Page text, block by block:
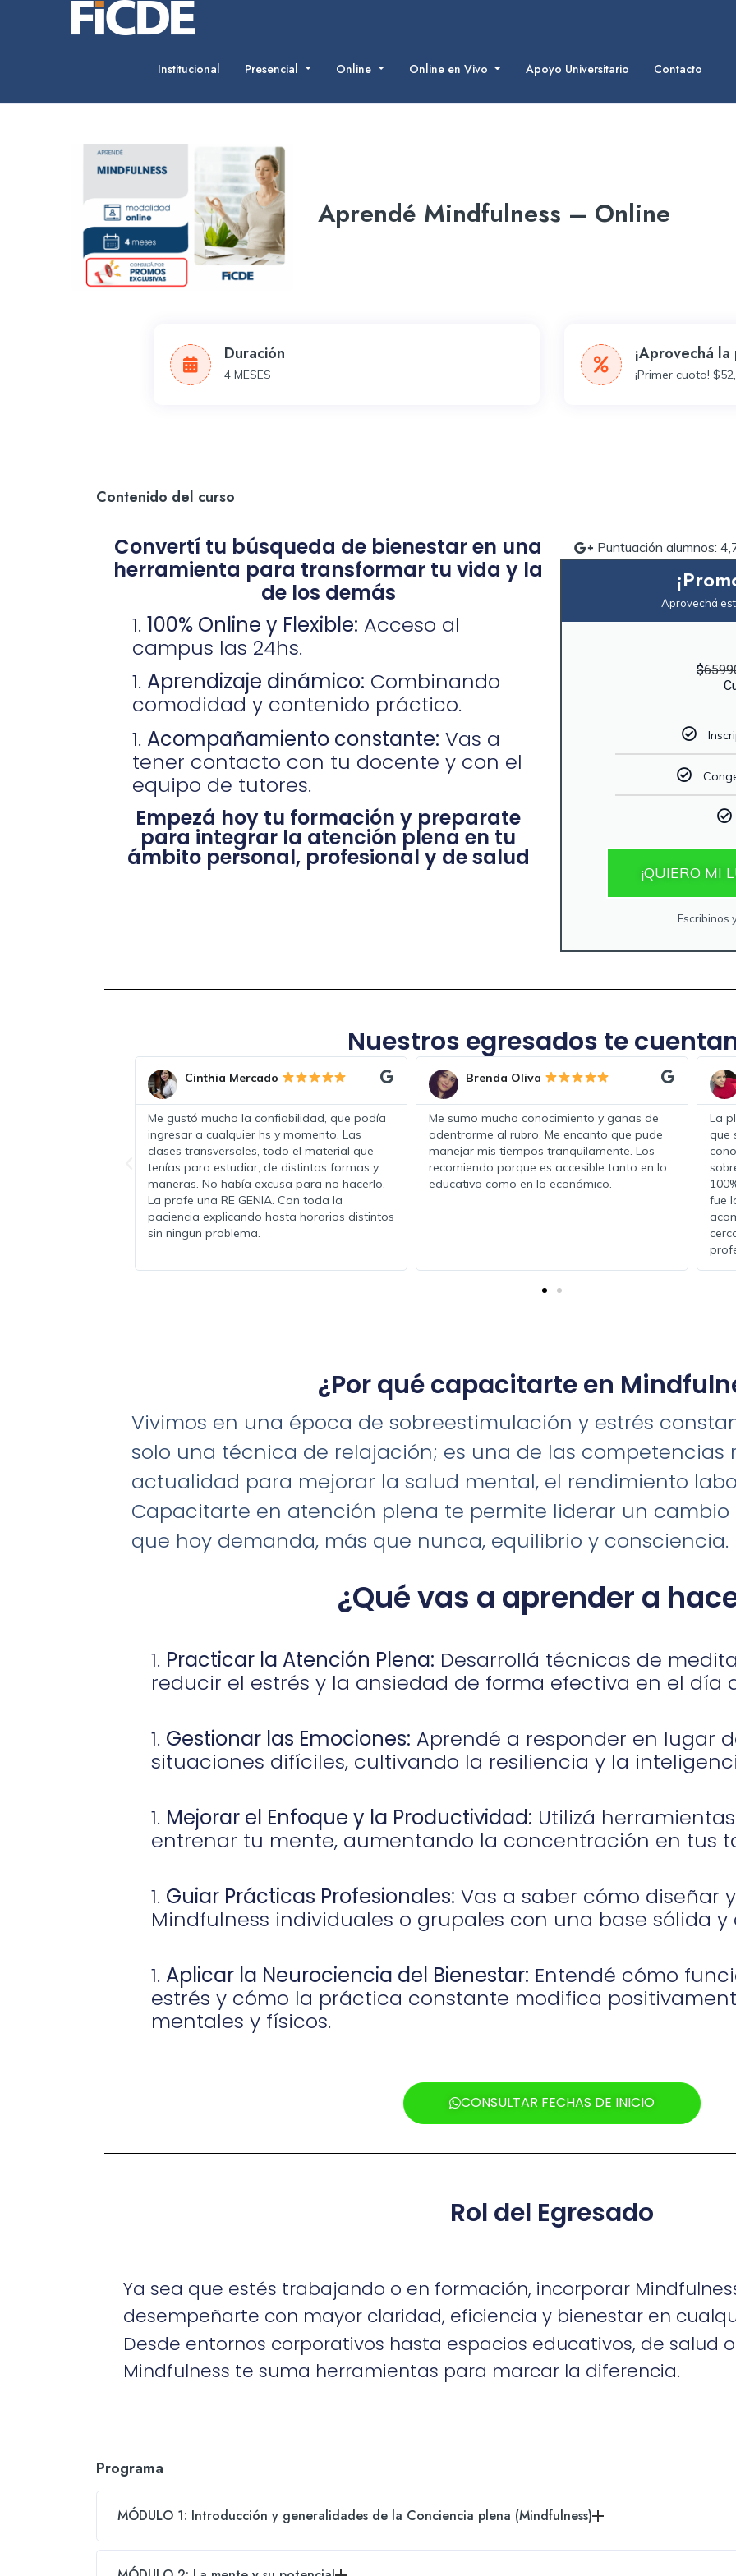
Institucional Presencial Online Online en Vivo Apoyo Universitario Contacto
Aprendé Mindfulness – Online
Duración
4 MESES
¡Aprovechá
¡Primer cuota!
Contenido del curso
Convertí tu búsqueda de bienestar en una
herramienta para transformar tu vida y la
de los demás
100% Online y Flexible: Acceso al
campus las 24hs.
Aprendizaje dinámico: Combinando
comodidad y contenido práctico.
Acompañamiento constante: Vas a
tener contacto con tu docente y con el
equipo de tutores.
Empezá hoy tu formación y preparate
para integrar la atención plena en tu
ámbito personal, profesional y de salud
Puntuación alumnos:
Aprovechá
$
¡QUIERO MI
Escribinos
Nuestros egresados te
Gisela Dobler
La plataforma es súper amigable, el material
que se entrega permite adquirir los
conocimientos de una manera fluida pero
sobre todo y a pesar que mi curso lo hice
100% online, el acompañamiento humano
fue lo más hermoso! La profe súper cálida y
acompañando en cada momento se sentía
cerca a pesar de la distancia! Y una
Brenda Lopez
Me encanto el compromiso que tienen los
profes con los alumnos, son muy
profesionales y empáticos. Los recomiendo
por que son de las mejores academias para
formarse profesionalmente y la calidez
¿Por qué capacitarte en
Vivimos en una época de sobreestimulación y estrés
solo una técnica de relajación; es una de las competencias
actualidad para mejorar la salud mental, el rendimiento
Capacitarte en atención plena te permite liderar un
que hoy demanda, más que nunca, equilibrio y consciencia.
¿Qué vas a aprender a
Practicar la Atención Plena: Desarrollá técnicas de
reducir el estrés y la ansiedad de forma efectiva en el día
Gestionar las Emociones: Aprendé a responder en lugar
situaciones difíciles, cultivando la resiliencia y la
Mejorar el Enfoque y la Productividad: Utilizá
entrenar tu mente, aumentando la concentración en tus
Guiar Prácticas Profesionales: Vas a saber cómo diseñar
Mindfulness individuales o grupales con una base sólida y
Aplicar la Neurociencia del Bienestar: Entendé cómo
estrés y cómo la práctica constante modifica
mentales y físicos.
CONSULTAR FECHAS DE INICIO
Rol del Egresado
Ya sea que estés trabajando o en formación, incorporar
desempeñarte con mayor claridad, eficiencia y bienestar en
Desde entornos corporativos hasta espacios educativos, de salud
Mindfulness te suma herramientas para marcar la diferencia.
Programa
MÓDULO 1: Introducción y generalidades de la Conciencia plena (Mindfulness)
Definición de Conciencia plena. Qué es y qué no es